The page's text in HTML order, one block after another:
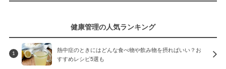
健康管理の人気ランキング
1
熱中症のときにはどんな食べ物や飲み物を摂ればいい？お
すすめレシピ5選も